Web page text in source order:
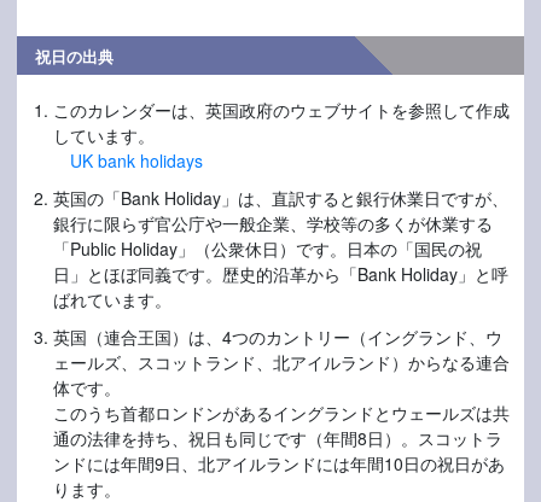
祝日の出典
このカレンダーは、英国政府のウェブサイトを参照して作成
しています。
UK bank holidays
英国の「Bank Holiday」は、直訳すると銀行休業日ですが、
銀行に限らず官公庁や一般企業、学校等の多くが休業する
「Public Holiday」（公衆休日）です。日本の「国民の祝
日」とほぼ同義です。歴史的沿革から「Bank Holiday」と呼
ばれています。
英国（連合王国）は、4つのカントリー（イングランド、ウ
ェールズ、スコットランド、北アイルランド）からなる連合
体です。
このうち首都ロンドンがあるイングランドとウェールズは共
通の法律を持ち、祝日も同じです（年間8日）。スコットラ
ンドには年間9日、北アイルランドには年間10日の祝日があ
ります。